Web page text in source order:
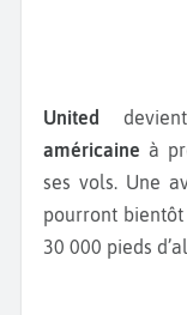
United
américaine à
ses vols. Une
pourront
30 000 pieds